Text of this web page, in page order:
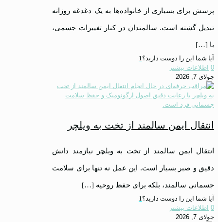
پرسش برای بسیاری از خانواده‌ها به یک دغدغه روزانه
تبدیل گشته است. سالمندان در کنار تغییرات جسمی،
با […]
آیا شما این را دوست دارید؟ 1
0 اطلاعات بیشتر
جولای 7, 2026
انتقال ایمن سالمند از تخت به ویلچر
انتقال ایمن سالمند از تخت به ویلچر نیازمند دانش
دقیق و صبر بسیار است. این عمل نه تنها برای سلامت
جسمانی سالمند، بلکه برای حفظ روحیه […]
آیا شما این را دوست دارید؟ 1
0 اطلاعات بیشتر
جولای 7, 2026